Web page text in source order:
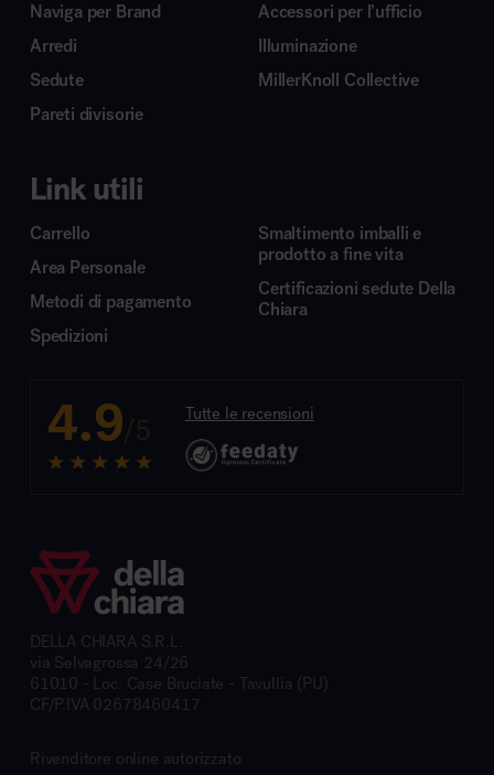
Naviga per Brand
Arredi
Sedute
Pareti divisorie
Accessori per l’ufficio
Illuminazione
MillerKnoll Collective
Link utili
Carrello
Area Personale
Metodi di pagamento
Spedizioni
Smaltimento imballi e
prodotto a fine vita
Certificazioni sedute Della
Chiara
4.9/5 Tutte le recensioni
DELLA CHIARA S.R.L.
via Selvagrossa 24/26
61010 - Loc. Case Bruciate - Tavullia (PU)
CF/P.IVA 02678460417
Rivenditore online autorizzato